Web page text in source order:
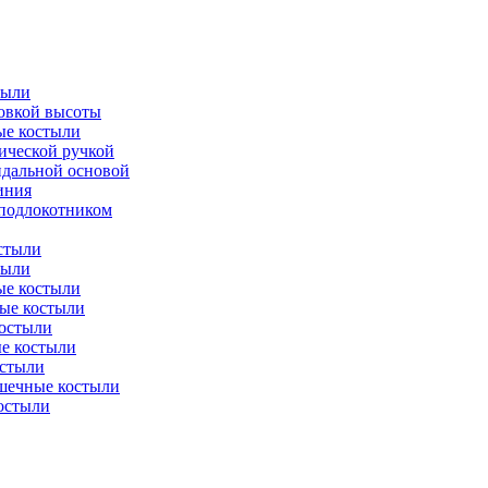
высоты
костыли
ручкой
основой
костыли
костыли
костыли
костыли